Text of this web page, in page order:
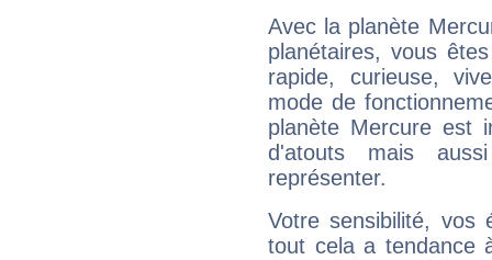
Avec la planète
planétaires, vous
rapide, curieuse,
mode de
planète Mercure est
d'atouts mais
représenter.
Votre sensibilité,
tout cela a tendance